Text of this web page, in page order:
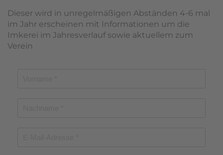
Dieser wird in unregelmäßigen Abständen 4-6 mal
im Jahr erscheinen mit Informationen um die
Imkerei im Jahresverlauf sowie aktuellem zum
Verein